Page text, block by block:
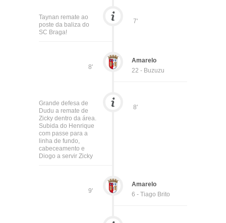
7'
Taynan remate ao
poste da baliza do
SC Braga!
8'
Amarelo
22 - Buzuzu
8'
Grande defesa de
Dudu a remate de
Zicky dentro da área.
Subida do Henrique
com passe para a
linha de fundo,
cabeceamento e
Diogo a servir Zicky
9'
Amarelo
6 - Tiago Brito